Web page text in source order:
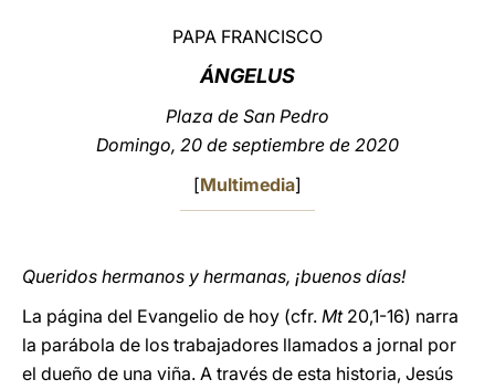
PAPA FRANCISCO
ÁNGELUS
Plaza de San Pedro
Domingo, 20 de septiembre de 2020
[Multimedia]
Queridos hermanos y hermanas, ¡buenos días!
La página del Evangelio de hoy (cfr. Mt20,1-16) narra
la parábola de los trabajadores llamados a jornal por
el dueño de una viña. A través de esta historia, Jesús